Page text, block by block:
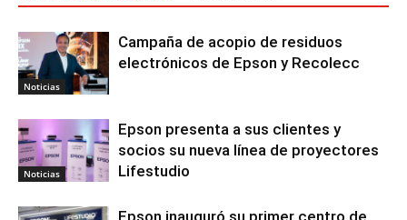
Noticias
Campaña de acopio de residuos
electrónicos de Epson y Recolecc
Noticias
Epson presenta a sus clientes y
socios su nueva línea de proyectores
Lifestudio